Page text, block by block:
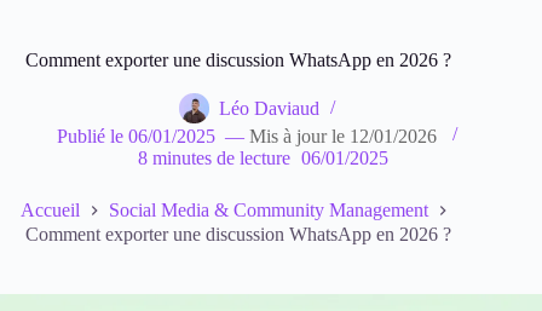
Comment exporter une discussion WhatsApp en 2026 ?
Léo Daviaud
Publié le 06/01/2025 —Mis à jour le 12/01/2026
8 minutes de lecture 06/01/2025
Accueil
Social Media & Community Management
Comment exporter une discussion WhatsApp en 2026 ?